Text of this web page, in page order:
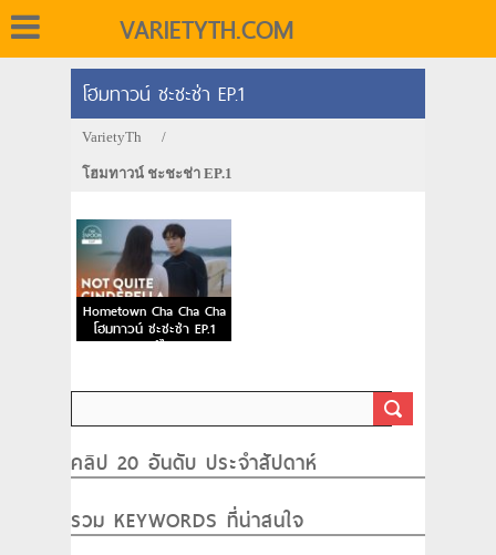
VARIETYTH.COM
โฮมทาวน์ ชะชะช่า EP.1
VarietyTh /
โฮมทาวน์ ชะชะช่า EP.1
Hometown Cha Cha Cha
โฮมทาวน์ ชะชะช่า EP.1
พากย์ไทย
คลิป 20 อันดับ ประจำสัปดาห์
รวม KEYWORDS ที่น่าสนใจ